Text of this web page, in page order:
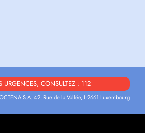
URGENCES, CONSULTEZ : 112
S.A. 42, Rue de la Vallée, L-2661 Luxembourg